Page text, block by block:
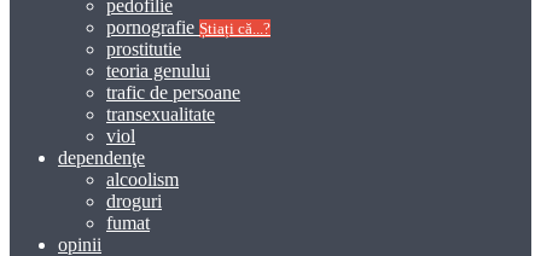
pedofilie
pornografie Știați că...?
prostitutie
teoria genului
trafic de persoane
transexualitate
viol
dependenţe
alcoolism
droguri
fumat
opinii